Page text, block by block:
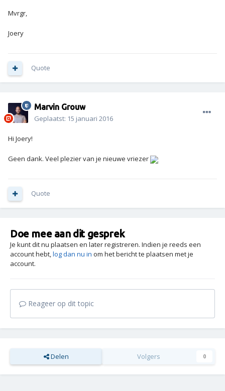
Mvrgr,
Joery
Quote
Marvin Grouw
Geplaatst: 15 januari 2016
Hi Joery!
Geen dank. Veel plezier van je nieuwe vriezer
Quote
Doe mee aan dit gesprek
Je kunt dit nu plaatsen en later registreren. Indien je reeds een
account hebt,log dan nu in om het bericht te plaatsen met je
account.
Reageer op dit topic
Delen Volgers 0